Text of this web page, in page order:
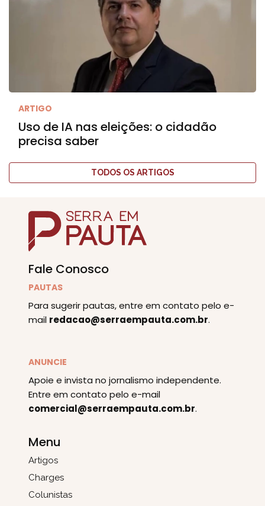
ARTIGO
Uso de IA nas eleições: o cidadão
precisa saber
TODOS OS ARTIGOS
Fale Conosco
PAUTAS
Para sugerir pautas, entre em contato pelo e-
mail redacao@serraempauta.com.br.
ANUNCIE
Apoie e invista no jornalismo independente.
Entre em contato pelo e-mail
comercial@serraempauta.com.br.
Menu
Artigos
Charges
Colunistas